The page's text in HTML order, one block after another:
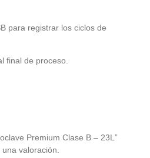
para registrar los ciclos de
final de proceso.
Premium Clase B – 23L”
valoración.